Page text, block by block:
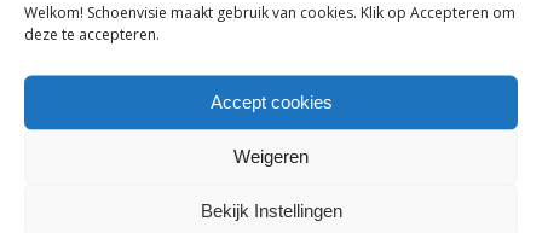
Welkom! Schoenvisie maakt gebruik van cookies. Klik op Accepteren om
deze te accepteren.
Accept cookies
Weigeren
Bekijk Instellingen